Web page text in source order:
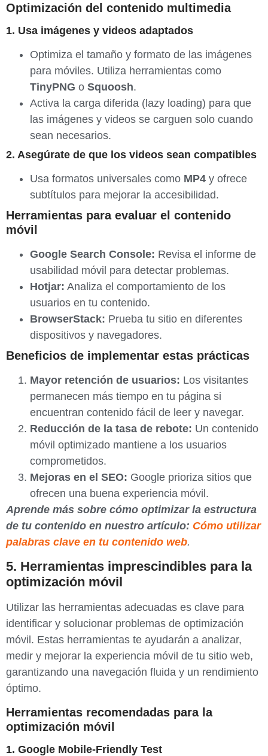
Optimización del contenido multimedia
1. Usa imágenes y videos adaptados
Optimiza el tamaño y formato de las imágenes
para móviles. Utiliza herramientas como
TinyPNG o Squoosh.
Activa la carga diferida (lazy loading) para que
las imágenes y videos se carguen solo cuando
sean necesarios.
2. Asegúrate de que los videos sean compatibles
Usa formatos universales como MP4 y ofrece
subtítulos para mejorar la accesibilidad.
Herramientas para evaluar el contenido
móvil
Google Search Console: Revisa el informe de
usabilidad móvil para detectar problemas.
Hotjar: Analiza el comportamiento de los
usuarios en tu contenido.
BrowserStack: Prueba tu sitio en diferentes
dispositivos y navegadores.
Beneficios de implementar estas prácticas
Mayor retención de usuarios: Los visitantes
permanecen más tiempo en tu página si
encuentran contenido fácil de leer y navegar.
Reducción de la tasa de rebote: Un contenido
móvil optimizado mantiene a los usuarios
comprometidos.
Mejoras en el SEO: Google prioriza sitios que
ofrecen una buena experiencia móvil.
Aprende más sobre cómo optimizar la estructura
de tu contenido en nuestro artículo: Cómo utilizar
palabras clave en tu contenido web.
5. Herramientas imprescindibles para la
optimización móvil
Utilizar las herramientas adecuadas es clave para
identificar y solucionar problemas de optimización
móvil. Estas herramientas te ayudarán a analizar,
medir y mejorar la experiencia móvil de tu sitio web,
garantizando una navegación fluida y un rendimiento
óptimo.
Herramientas recomendadas para la
optimización móvil
1. Google Mobile-Friendly Test